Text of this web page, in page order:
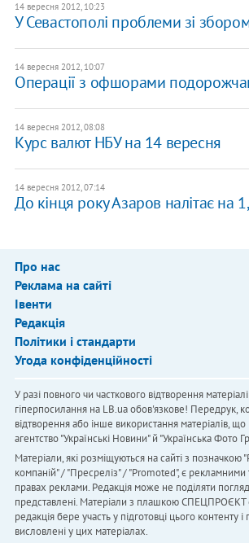
14 вересня 2012, 10:23
У Севастополі проблеми зі
14 вересня 2012, 10:07
Операції з офшорами
14 вересня 2012, 08:08
Курс валют НБУ на 14 вересня
14 вересня 2012, 07:14
До кінця року Азаров налітає на
Про нас
Реклама на сайті
Івенти
Редакція
Політики і стандарти
Угода конфіденційності
У разі повного чи часткового відтворення
гіперпосилання на LB.ua обов'язкове! Передрук,
відтворення або інше використання матеріалів,
агентство "Українськi Новини" й "Українська Фото
Матеріали, які розміщуються на сайті з
компаній" / "Пресреліз" / "Promoted", є рекламними
правах реклами. Редакція може не поділяти
представлені. Матеріали з плашкою СПЕЦПРОЄКТ
редакція бере участь у підготовці цього контенту
висловлені у цих матеріалах.